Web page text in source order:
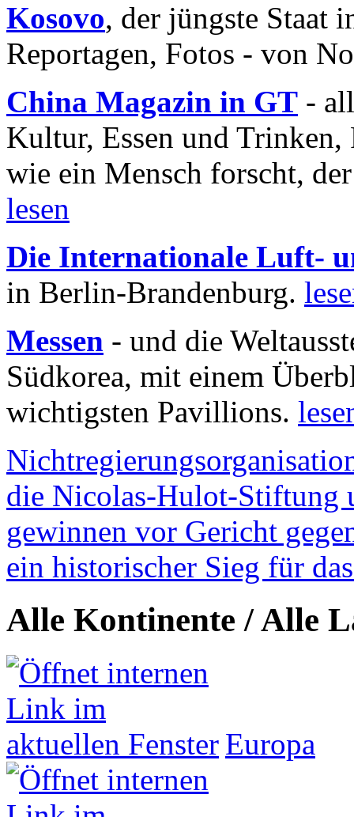
Kosovo, der jüngste Staat
Reportagen, Fotos - von
China Magazin in GT -
Kultur, Essen und
wie ein Mensch forscht,
lesen
Die Internationale Luft-
in Berlin-Brandenburg.
Messen - und die
Südkorea, mit einem
wichtigsten Pavillions.
die Nicolas-Hulot-Stiftung
gewinnen vor Gericht
ein historischer Sieg für
Alle Kontinente / Alle
Europa